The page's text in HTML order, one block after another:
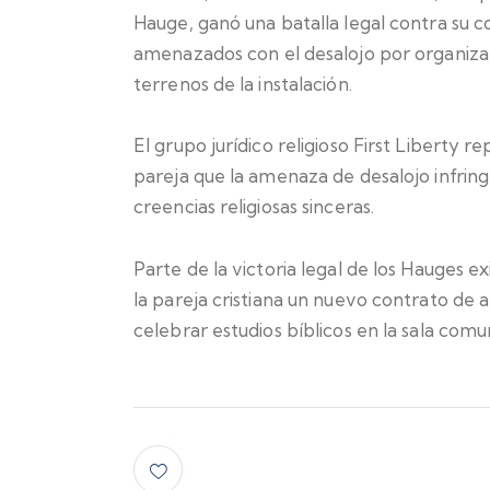
Hauge, ganó una batalla legal contra su
amenazados con el desalojo por
terrenos de la instalación.
El grupo jurídico religioso First Liberty
pareja que la amenaza de desalojo
creencias religiosas sinceras.
Parte de la victoria legal de los Hauges
la pareja cristiana un nuevo contrato de
celebrar estudios bíblicos en la sala